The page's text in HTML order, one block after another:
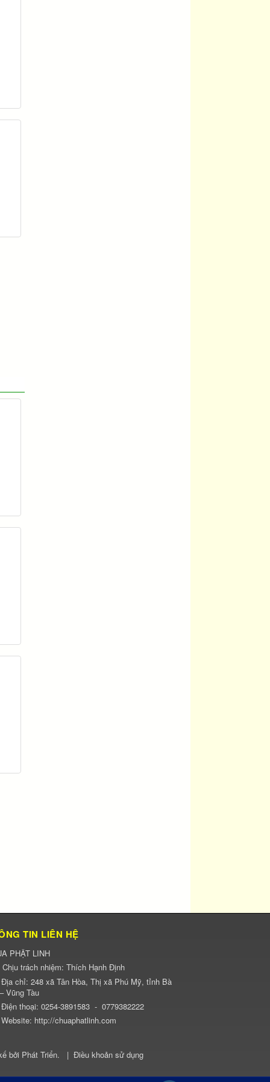
TIN LIÊN HỆ
PHẬT LINH
Chịu trách nhiệm: Thích Hạnh Định
Địa chỉ: 248 xã Tân Hòa, Thị xã Phú Mỹ, tỉnh Bà
Vũng Tàu
Điện thoại: 0254-3891583 - 0779382222
Website: http://chuaphatlinh.com
bởi Phát Triển. | Điều khoản sử dụng